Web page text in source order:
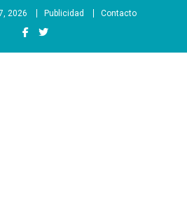
2026 Publicidad Contacto